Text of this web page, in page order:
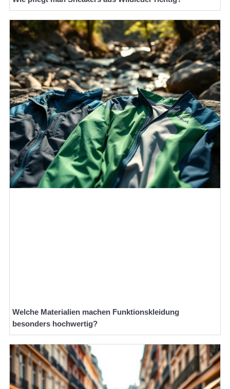
Welche Materialien machen Funktionskleidung
besonders hochwertig?